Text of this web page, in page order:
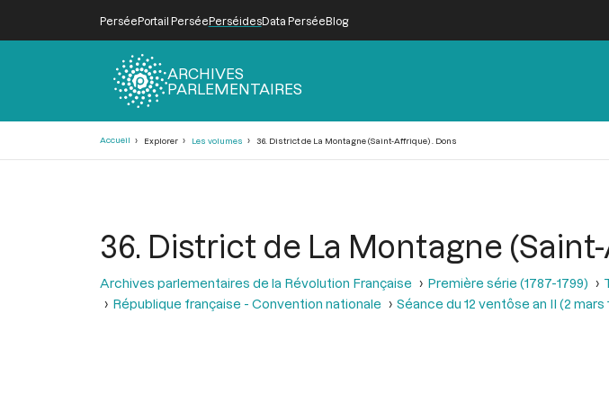
PerséePortail PerséePerséidesData PerséeBlog
ARCHIVES
PARLEMENTAIRES
Accueil Explorer Les volumes 36. District de La Montagne (Saint-Affrique) . Dons
36. District de La Montagne
Archives parlementaires de la Révolution Française Première série (1787-1799)
République française - Convention nationale
Séance du 12 ventôse an II (2 mars